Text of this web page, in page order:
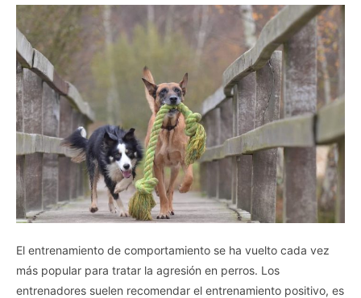
El entrenamiento de comportamiento se ha vuelto cada vez
más popular para tratar la agresión en perros. Los
entrenadores suelen recomendar el entrenamiento positivo, es